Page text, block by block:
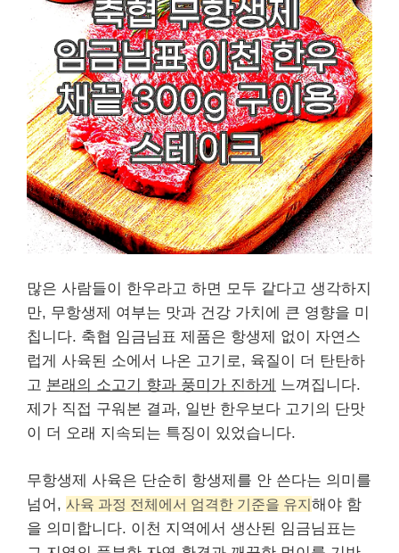
많은 사람들이 한우라고 하면 모두 같다고 생각하지
만, 무항생제 여부는 맛과 건강 가치에 큰 영향을 미
칩니다. 축협 임금님표 제품은 항생제 없이 자연스
럽게 사육된 소에서 나온 고기로, 육질이 더 탄탄하
고 본래의 소고기 향과 풍미가 진하게
느껴집니다.
제가 직접 구워본 결과, 일반 한우보다 고기의 단맛
이 더 오래 지속되는 특징이 있었습니다.
무항생제 사육은 단순히 항생제를 안 쓴다는 의미를
넘어, 사육 과정 전체에서 엄격한 기준을 유지해야 함
을 의미합니다. 이천 지역에서 생산된 임금님표는